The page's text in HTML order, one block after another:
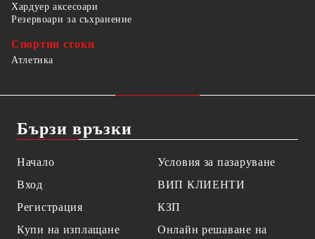
Хардуер аксесоари
Резервоари за съхранение
Спортни стоки
Атлетика
Бързи връзки
Начало
Вход
Регистрация
Купи на изплащане
Условия за пазаруване
ВИП КЛИЕНТИ
КЗП
Онлайн решаване на